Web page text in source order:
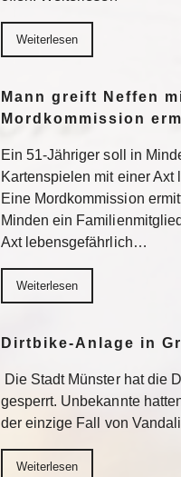
Weiterlesen
Mann greift Neffen
Mordkommission
Ein 51-Jähriger soll in
Kartenspielen mit einer
Eine Mordkommission
Minden ein
Axt lebensgefährlich…
Weiterlesen
Dirtbike-Anlage in
Die Stadt Münster hat die
gesperrt. Unbekannte
der einzige Fall von
Weiterlesen